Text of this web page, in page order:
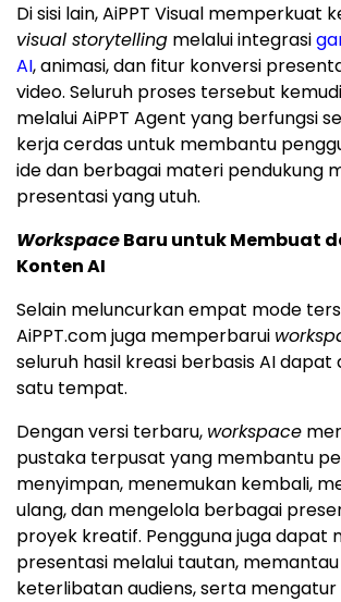
Di sisi lain, AiPPT Visual memperkuat
visual storytelling melalui integrasi
AI, animasi, dan fitur konversi
video. Seluruh proses tersebut
melalui AiPPT Agent yang berfungsi
kerja cerdas untuk membantu
ide dan berbagai materi pendukung
presentasi yang utuh.
WorkspaceBaru untuk Membuat
Konten AI
Selain meluncurkan empat mode
AiPPT.com juga memperbarui
seluruh hasil kreasi berbasis AI dapat
satu tempat.
Dengan versi terbaru, workspace
pustaka terpusat yang membantu
menyimpan, menemukan kembali,
ulang, dan mengelola berbagai
proyek kreatif. Pengguna juga dapat
presentasi melalui tautan,
keterlibatan audiens, serta mengatur